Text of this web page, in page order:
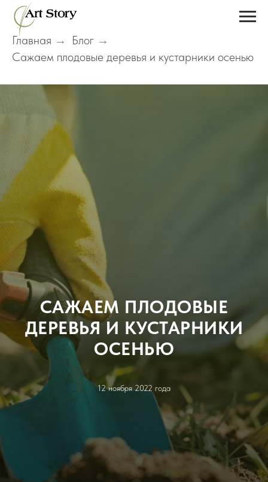
Главная → Блог →
Сажаем плодовые деревья и кустарники осенью
САЖАЕМ ПЛОДОВЫЕ
ДЕРЕВЬЯ И КУСТАРНИКИ
ОСЕНЬЮ
12 ноября 2022 года